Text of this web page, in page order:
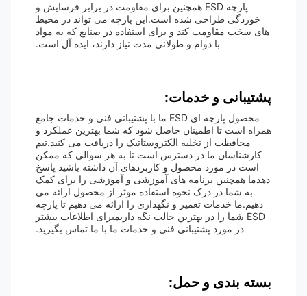
پارچه ESD همچنین برای مقاومت در برابر فرسایش و
خوردگی طراحی شده است.این پارچه می تواند در محیط
های سخت مقاومت کند و برای استفاده در صنایع که به مواد
با دوام و طولانی مدت نیاز دارند، ایده آل است.
پشتیبانی و خدمات:
محصول پارچه ای ESD ما با پشتیبانی فنی و خدمات جامع
همراه است تا اطمینان حاصل شود که شما بهترین عملکرد و
محافظت از تخلیه الکتروستاتیک را دریافت می کنید.تیم
کارشناسان ما در دسترس است تا به هر سوالی که ممکن
است در مورد محصول و کاربردهای آن داشته باشید پاسخ
دهدما همچنین برنامه های آموزشی و آموزشی را برای کمک
به شما در درک نحوه استفاده موثر از محصول ارائه می
دهیم.ما خدمات تعمیر و نگهداری را ارائه می دهیم تا پارچه
ESD شما را در بهترین حالت نگه داریمبرای اطلاعات بیشتر
در مورد پشتیبانی فنی و خدمات ما با ما تماس بگیرید.
بسته بندی و حمل: